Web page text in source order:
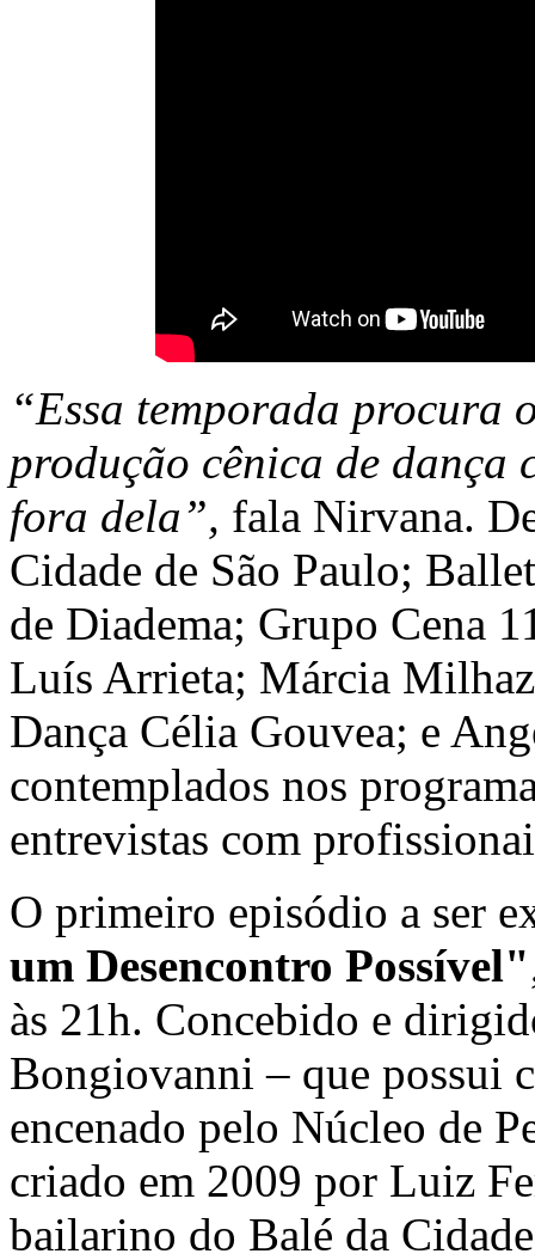
“Essa temporada procura
produção cênica de dança
fora dela”, fala Nirvana.
Cidade de São Paulo;
de Diadema; Grupo Cena
Luís Arrieta; Márcia
Dança Célia Gouvea; e
contemplados nos
entrevistas com
O primeiro episódio a ser
um Desencontro Possível"
às 21h. Concebido e
Bongiovanni – que possui
encenado pelo Núcleo de
criado em 2009 por Luiz
bailarino do Balé da